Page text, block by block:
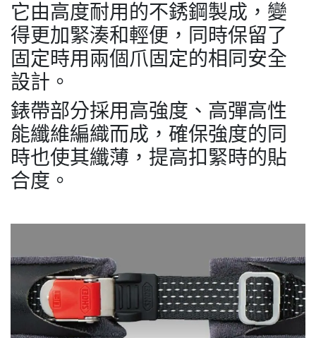
它由高度耐用的不銹鋼製成，變
得更加緊湊和輕便，同時保留了
固定時用兩個爪固定的相同安全
設計。
錶帶部分採用高強度、高彈高性
能纖維編織而成，確保強度的同
時也使其纖薄，提高扣緊時的貼
合度。